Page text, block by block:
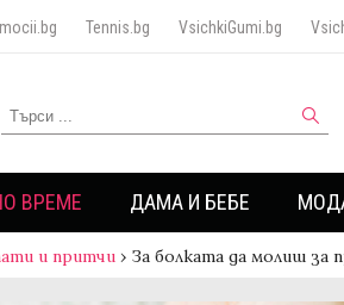
Tennis.bg VsichkiGumi.bg
ВРЕМЕ ДАМА И БЕБЕ
и притчи › За болката да молиш за